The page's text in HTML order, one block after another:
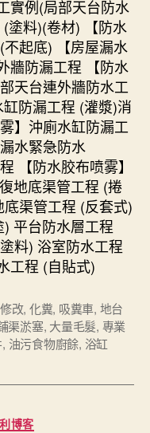
實例(局部天台防水
塗料)(卷材) 【防水
起底) 【房屋漏水
牆防漏工程 【防水
天台連外牆防水工
防漏工程 (灌漿)消
】沖廁水缸防漏工
水緊急防水
【防水胶布喷雾】
地底渠管工程 (捲
渠管工程 (反套式)
平台防水層工程
料) 浴室防水工程
工程 (自貼式)
修改, 化糞, 吸糞車, 地台
渠淤塞, 大量毛髮, 專業
, 油污食物廚餘, 浴缸
博客